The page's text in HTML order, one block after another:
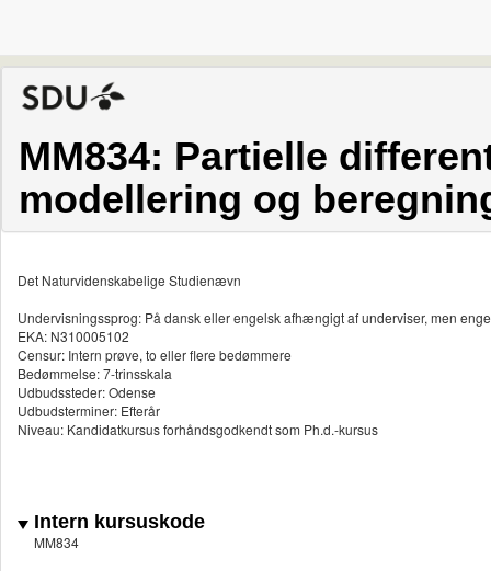
MM834: Partielle
modellering og
Det Naturvidenskabelige Studienævn
Undervisningssprog: På dansk eller engelsk afhængigt af underviser, men
EKA: N310005102
Censur: Intern prøve, to eller flere bedømmere
Bedømmelse: 7-trinsskala
Udbudssteder: Odense
Udbudsterminer: Efterår
Niveau: Kandidatkursus forhåndsgodkendt som Ph.d.-kursus
Intern kursuskode
MM834